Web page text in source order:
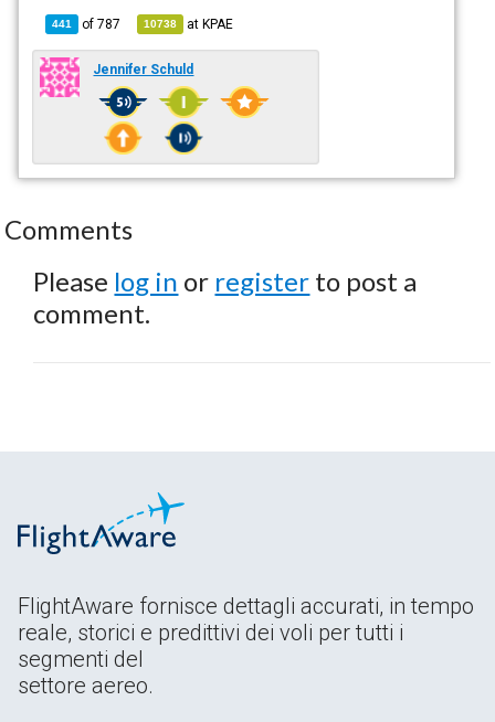
441 of787 10738 atKPAE
Jennifer Schuld
Comments
Please log in or register to post a
comment.
FlightAware fornisce dettagli accurati, in tempo
reale, storici e predittivi dei voli per tutti i
segmenti del
settore aereo.